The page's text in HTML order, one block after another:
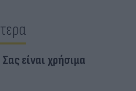
Σας είναι χρήσιμα